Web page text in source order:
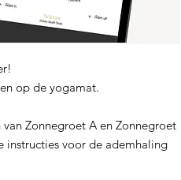
op de yogamat.
Zonnegroet A en Zonnegroet
instructies voor de ademhaling